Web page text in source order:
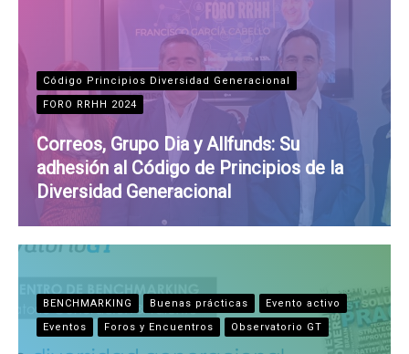
Código Principios Diversidad Generacional
FORO RRHH 2024
Correos, Grupo Dia y Allfunds: Su
adhesión al Código de Principios de la
Diversidad Generacional
BENCHMARKING Buenas prácticas
Evento activo
Eventos
Foros y Encuentros Observatorio GT